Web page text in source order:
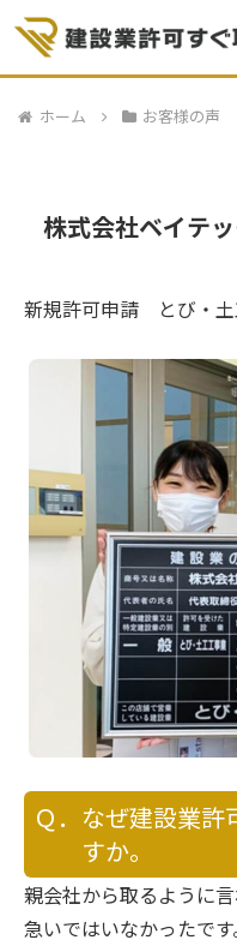
ホーム お客様の声
株式会社ベイテ
新規許可申請 とび・
Ｑ．なぜ建設業
すか。
親会社から取るように言
急いではいなかったで